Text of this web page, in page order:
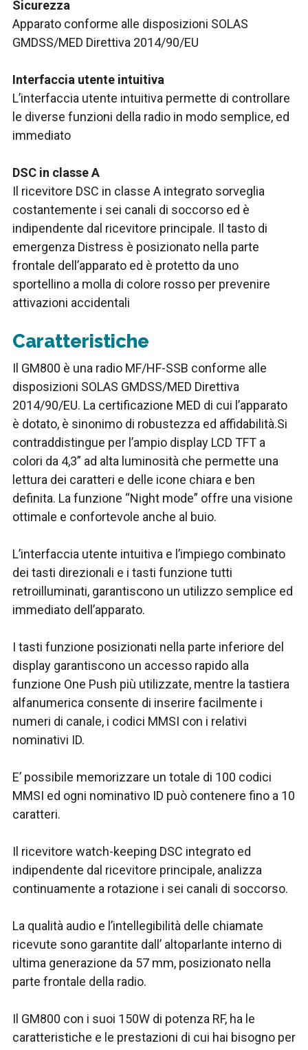
Sicurezza
Apparato conforme alle disposizioni SOLAS
GMDSS/MED Direttiva 2014/90/EU
Interfaccia utente intuitiva
L’interfaccia utente intuitiva permette di controllare
le diverse funzioni della radio in modo semplice, ed
immediato
DSC in classe A
Il ricevitore DSC in classe A integrato sorveglia
costantemente i sei canali di soccorso ed è
indipendente dal ricevitore principale. Il tasto di
emergenza Distress è posizionato nella parte
frontale dell’apparato ed è protetto da uno
sportellino a molla di colore rosso per prevenire
attivazioni accidentali
Caratteristiche
Il GM800 è una radio MF/HF-SSB conforme alle
disposizioni SOLAS GMDSS/MED Direttiva
2014/90/EU. La certificazione MED di cui l’apparato
è dotato, è sinonimo di robustezza ed affidabilità.Si
contraddistingue per l’ampio display LCD TFT a
colori da 4,3” ad alta luminosità che permette una
lettura dei caratteri e delle icone chiara e ben
definita. La funzione “Night mode” offre una visione
ottimale e confortevole anche al buio.
L’interfaccia utente intuitiva e l’impiego combinato
dei tasti direzionali e i tasti funzione tutti
retroilluminati, garantiscono un utilizzo semplice ed
immediato dell’apparato.
I tasti funzione posizionati nella parte inferiore del
display garantiscono un accesso rapido alla
funzione One Push più utilizzate, mentre la tastiera
alfanumerica consente di inserire facilmente i
numeri di canale, i codici MMSI con i relativi
nominativi ID.
E’ possibile memorizzare un totale di 100 codici
MMSI ed ogni nominativo ID può contenere fino a 10
caratteri.
Il ricevitore watch-keeping DSC integrato ed
indipendente dal ricevitore principale, analizza
continuamente a rotazione i sei canali di soccorso.
La qualità audio e l’intellegibilità delle chiamate
ricevute sono garantite dall’ altoparlante interno di
ultima generazione da 57 mm, posizionato nella
parte frontale della radio.
Il GM800 con i suoi 150W di potenza RF, ha le
caratteristiche e le prestazioni di cui hai bisogno per